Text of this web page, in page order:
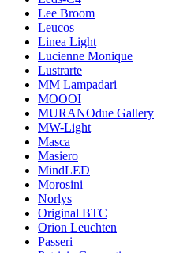
Lee Broom
Leucos
Linea Light
Lucienne Monique
Lustrarte
MM Lampadari
MOOOI
MURANOdue Gallery
MW-Light
Masca
Masiero
MindLED
Morosini
Norlys
Original BTC
Orion Leuchten
Passeri